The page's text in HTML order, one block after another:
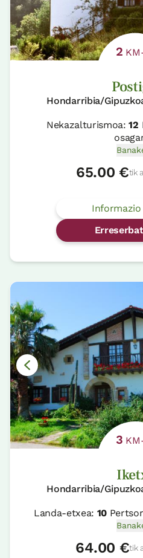
2
Hondarribia/
Nekazalturismoa:12
65.00 €tik
Informazio
3
Hondarribia/
Landa-etxea: 10
64.00 €tik